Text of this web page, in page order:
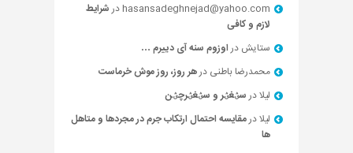
hasansadeghnejad@yahoo.com درشرایط
لازم و کافی
ستایش دراوزوم سنه آی دییرم …
محمدرضا باطنی درهر روز، روز موش خرماست
لیلادرسؽغؽر و سؽغؽرچؽن
لیلادرمقایسه احتمال ارتکاب جرم در مجردها و متاهل
ها